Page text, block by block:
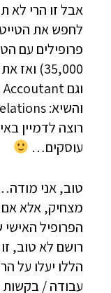
אבל זו הרי לא
רוצה לדמיין
עוסקים…
טוב, אני
מצחיק, אלא
הפרופיל האישי
רושם לא טוב,
הללו יעלו על
עבודה / בקשות